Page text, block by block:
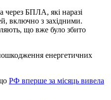
через БПЛА, які наразі
включно з західними.
що вже було збито
енергетичних
РФ вперше за місяць вивела